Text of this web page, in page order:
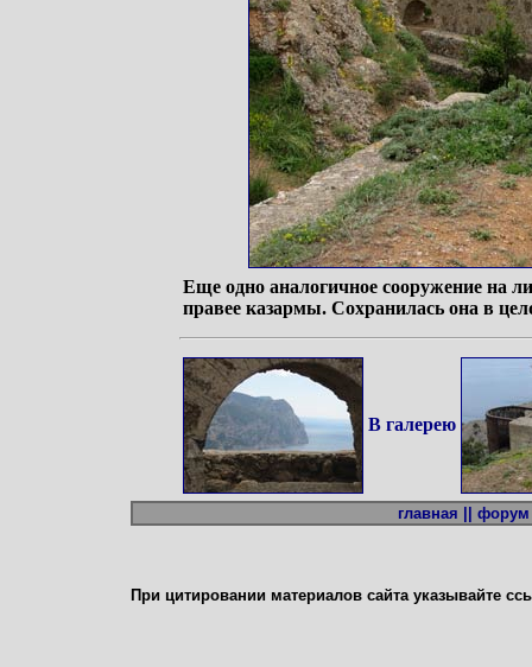
Еще одно аналогичное сооружение на
правее казармы. Сохранилась она в
В галерею
главная || форум
При цитировании материалов сайта указывайте